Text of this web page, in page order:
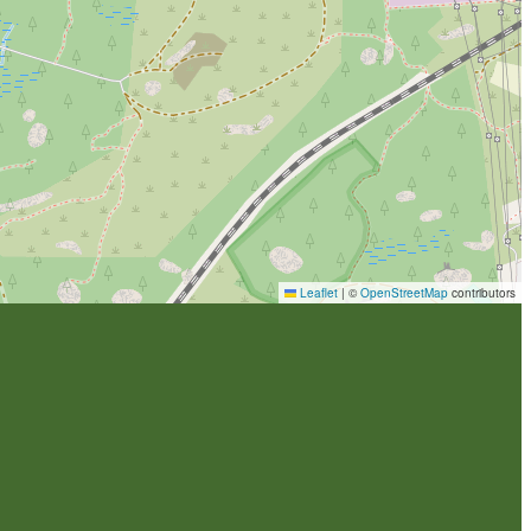
Leaflet |© OpenStreetMap contributors